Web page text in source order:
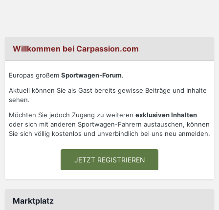
Willkommen bei Carpassion.com
Europas großem Sportwagen-Forum.
Aktuell können Sie als Gast bereits gewisse Beiträge und Inhalte
sehen.
Möchten Sie jedoch Zugang zu weiteren exklusiven Inhalten
oder sich mit anderen Sportwagen-Fahrern austauschen, können
Sie sich völlig kostenlos und unverbindlich bei uns neu anmelden.
JETZT REGISTRIEREN
Marktplatz